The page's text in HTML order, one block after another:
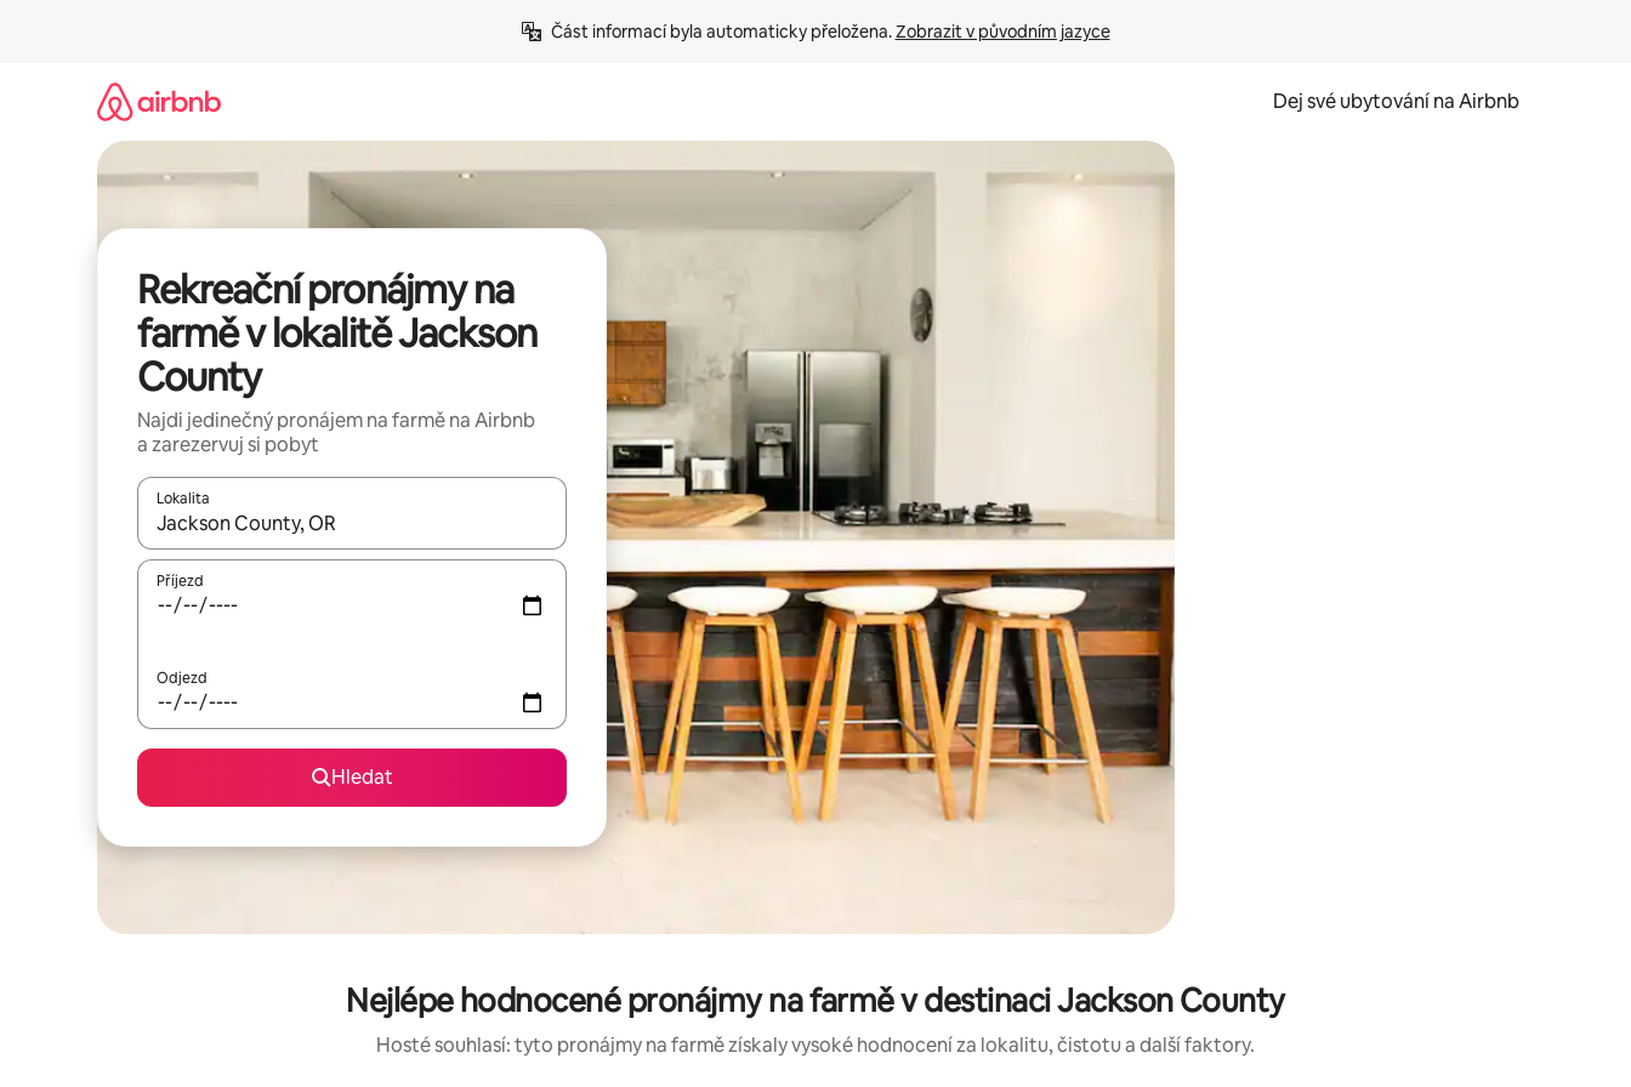
Část informací byla automaticky přeložena. Zobrazit v původním jazyce
Dej své ubytování na Airbnb
Rekreační pronájmy na
farmě v lokalitě Jackson
County
Najdi jedinečný pronájem na farmě na Airbnb
a zarezervuj si pobyt
Lokalita
Až budou výsledky k dispozici, můžeš si je procházet pomocí šipek nahoru a dolů, dotykem nebo přejetím prstem.
Příjezd
Odjezd
Hledat
Nejlépe hodnocené pronájmy na farmě v destinaci Jackson County
Hosté souhlasí: tyto pronájmy na farmě získaly vysoké hodnocení za lokalitu, čistotu a další faktory.